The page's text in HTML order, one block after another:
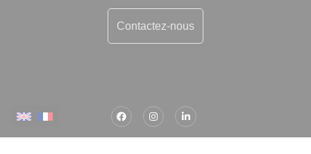
Contactez-nous